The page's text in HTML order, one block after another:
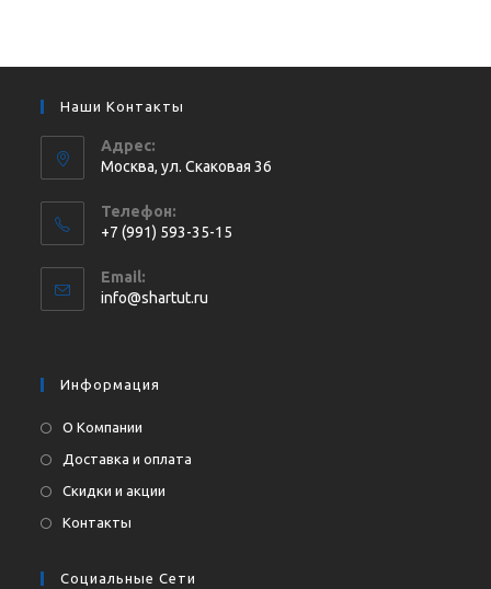
Наши Контакты
Адрес:
Москва, ул. Cкаковая 36
Телефон:
+7 (991) 593-35-15
в
вашем
Email:
info@shartut.ru
Информация
О Компании
Доставка и оплата
Скидки и акции
Контакты
Социальные Сети